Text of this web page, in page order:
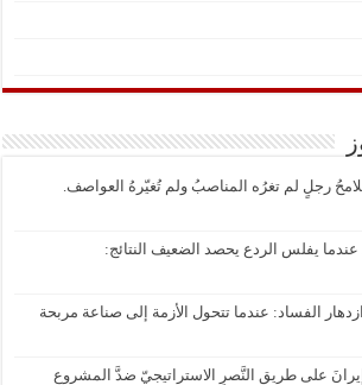
رجلٍ لم تغرُه المناصبُ ولم تُغيّرهُ العواصف.
عندما يفلس الردع يحصد الضعيف النتائج:
الفساد: عندما تتحول الأزمة إلى صناعة مربحة
إيرانَ على طريقِ النَّصرِ الاستراتيجيّ ضدَّ المشروعِ